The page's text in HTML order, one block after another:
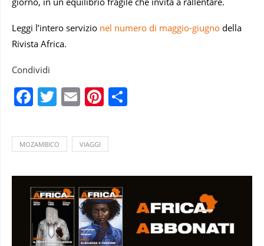
Leggi l’intero servizio nel numero di maggio-giugno della
Rivista Africa.
Condividi
Facebook
Twitter
EmailPinterest
MOZAMBICO VIAGGI